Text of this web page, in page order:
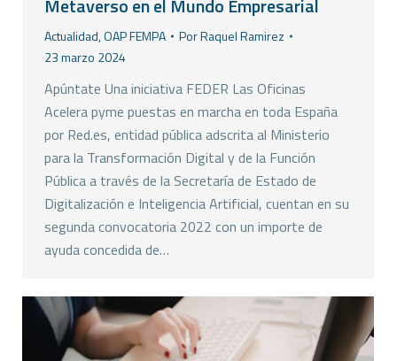
Metaverso en el Mundo Empresarial
Actualidad,OAP FEMPA PorRaquel Ramirez
23 marzo 2024
Apúntate Una iniciativa FEDER Las Oficinas
Acelera pyme puestas en marcha en toda España
por Red.es, entidad pública adscrita al Ministerio
para la Transformación Digital y de la Función
Pública a través de la Secretaría de Estado de
Digitalización e Inteligencia Artificial, cuentan en su
segunda convocatoria 2022 con un importe de
ayuda concedida de…